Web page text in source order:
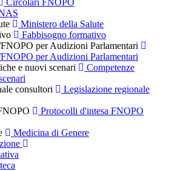
Ministero della Salute
Fabbisogno formativo
per Audizioni Parlamentari
per Audizioni Parlamentari
e nuovi scenari
Competenze
consultori
Legislazione regionale
Protocolli d'intesa FNOPO
Medicina di Genere